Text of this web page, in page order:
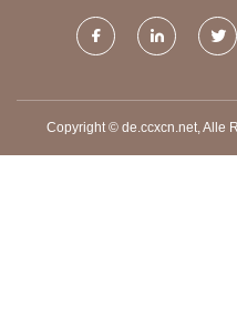
Copyright © de.ccxcn.net, Alle